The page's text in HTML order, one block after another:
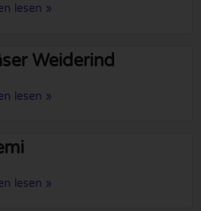
lesen »
Weiderind
lesen »
lesen »